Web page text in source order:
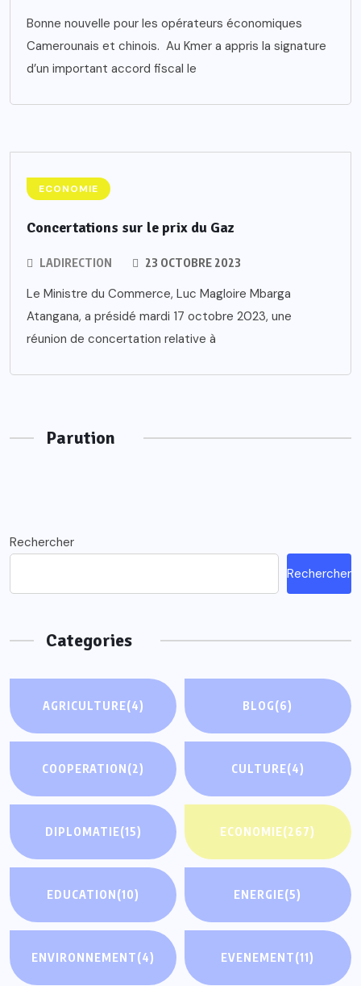
Bonne nouvelle pour les opérateurs économiques
Camerounais et chinois. Au Kmer a appris la signature
d’un important accord fiscal le
ECONOMIE
Concertations sur le prix du Gaz
LADIRECTION 23 OCTOBRE 2023
Le Ministre du Commerce, Luc Magloire Mbarga
Atangana, a présidé mardi 17 octobre 2023, une
réunion de concertation relative à
Parution
Rechercher
Rechercher
Categories
AGRICULTURE(4) BLOG(6)
COOPERATION(2) CULTURE(4)
DIPLOMATIE(15) ECONOMIE(267)
EDUCATION(10) ENERGIE(5)
ENVIRONNEMENT(4) EVENEMENT(11)